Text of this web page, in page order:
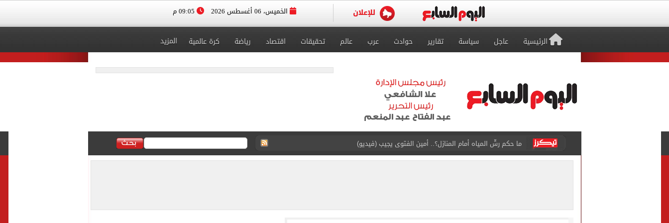
الخميس، 06 أغسطس 2026
الرئيسية عاجل سياسة تقارير حوادث عرب عالم تحقيقات اقتصاد رياضة كرة عالمية المزيد
ما حكم رشّ المياه أمام المنازل؟.. أمين الفتوى يجيب (فيديو)
من داخل ستاد طرابزون.. الجماهير تحتفل بمحمد صلاح.. فيديو
الداخلية تضبط المتهمة بالترويج بعدم اكتفاء المرأة برجل واحد.. فيديو